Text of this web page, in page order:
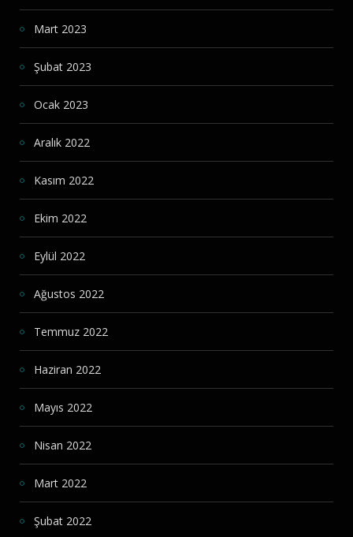
Mart 2023
Şubat 2023
Ocak 2023
Aralık 2022
Kasım 2022
Ekim 2022
Eylül 2022
Ağustos 2022
Temmuz 2022
Haziran 2022
Mayıs 2022
Nisan 2022
Mart 2022
Şubat 2022